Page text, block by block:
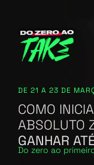
DE 21 A 23 DE
COMO
ABSOLUTO
GANHAR
Do zero ao